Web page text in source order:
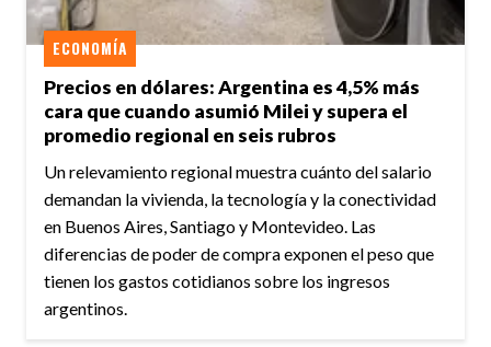
Precios en dólares: Argentina es 4,5% más
cara que cuando asumió Milei y supera el
promedio regional en seis rubros
ECONOMÍA
Un relevamiento regional muestra cuánto del salario
demandan la vivienda, la tecnología y la conectividad
en Buenos Aires, Santiago y Montevideo. Las
diferencias de poder de compra exponen el peso que
tienen los gastos cotidianos sobre los ingresos
argentinos.